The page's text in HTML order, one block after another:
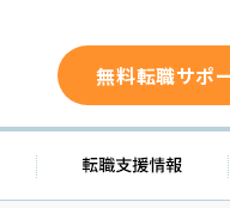
0120-941-651 無料転職サポ
転職成功事例